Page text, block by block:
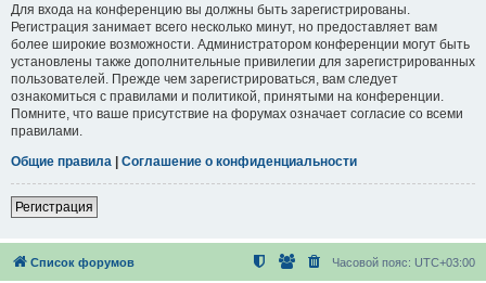
Для входа на конференцию вы должны быть зарегистрированы.
Регистрация занимает всего несколько минут, но предоставляет вам
более широкие возможности. Администратором конференции могут быть
установлены также дополнительные привилегии для зарегистрированных
пользователей. Прежде чем зарегистрироваться, вам следует
ознакомиться с правилами и политикой, принятыми на конференции.
Помните, что ваше присутствие на форумах означает согласие со всеми
правилами.
Общие правила | Соглашение о конфиденциальности
Регистрация
Список форумов Часовой пояс: UTC+03:00